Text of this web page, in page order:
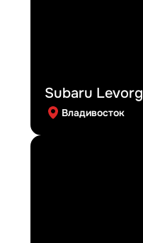
Subaru Levorg
Владивосток